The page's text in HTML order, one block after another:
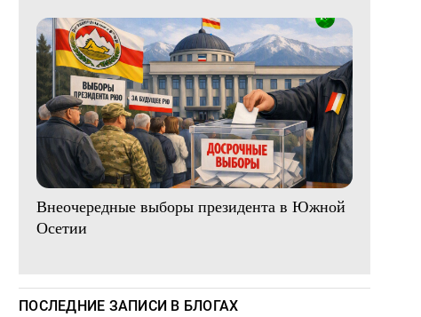
Внеочередные выборы президента в Южной
Осетии
ПОСЛЕДНИЕ ЗАПИСИ В БЛОГАХ